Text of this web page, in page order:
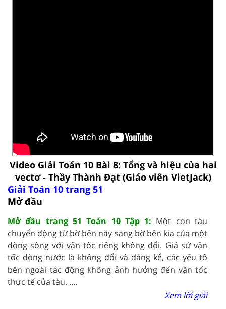
Video Giải Toán 10 Bài 8: Tổng và hiệu của hai
vectơ - Thầy Thành Đạt (Giáo viên VietJack)
Giải Toán 10 trang 51
Mở đầu
Mở đầu trang 51 Toán 10 Tập 1: Một con tàu
chuyển động từ bờ bên này sang bờ bên kia của một
dòng sông với vận tốc riêng không đổi. Giả sử vận
tốc dòng nước là không đổi và đáng kể, các yếu tố
bên ngoài tác động không ảnh hưởng đến vận tốc
thực tế của tàu. ....
Xem lời giải